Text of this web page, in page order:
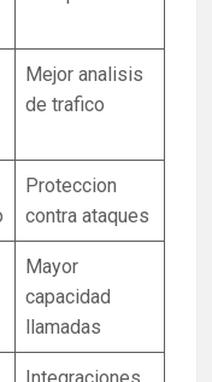
Mejor analisis
de trafico
Proteccion
contra ataques
Mayor
capacidad
llamadas
Integraciones